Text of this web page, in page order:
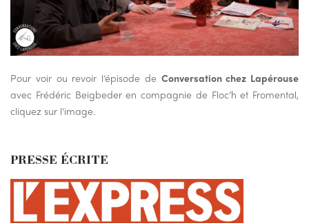
Pour voir ou revoir l’épisode de Conversation chez Lapérouse
avec Frédéric Beigbeder en compagnie de Floc’h et Fromental,
cliquez sur l’image.
PRESSE ÉCRITE